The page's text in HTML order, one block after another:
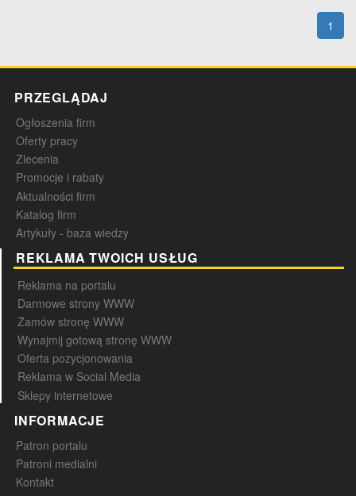
1
PRZEGLĄDAJ
Ogłoszenia firm
Oferty pracy
Zlecenia
Promocje i rabaty
Aktualności firm
Katalog firm
Artykuły - baza wiedzy
REKLAMA TWOICH USŁUG
Reklama na portalu
Darmowe strony WWW
Zamów stronę WWW
Wynajmij gotową stronę WWW
Oferta pozycjonowania
Reklama w Social Media
Sklepy internetowe
INFORMACJE
Patron portalu
Patroni medialni
Kontakt